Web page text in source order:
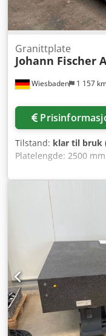
Wiesbaden 1 157
Granittplate
Johann Fischer
Tilstand: klar til bruk
Platelengde: 2500
Sruj Amxskr Høyde,